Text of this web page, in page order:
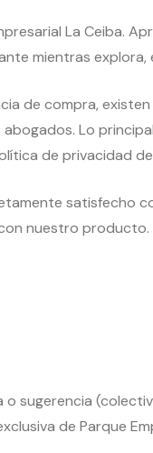
La Ceiba.
mientras
de compra,
Lo
de privacidad de
satisfecho
nuestro producto.
o sugerencia
de Parque